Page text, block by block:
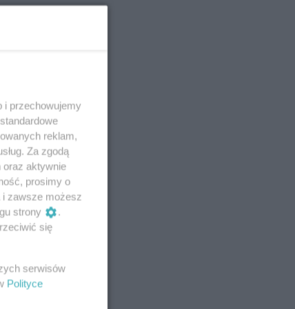
i przechowujemy
reklam,
Za zgodą
oraz aktywnie
prosimy o
i zawsze możesz
strony
.
się
serwisów
Polityce